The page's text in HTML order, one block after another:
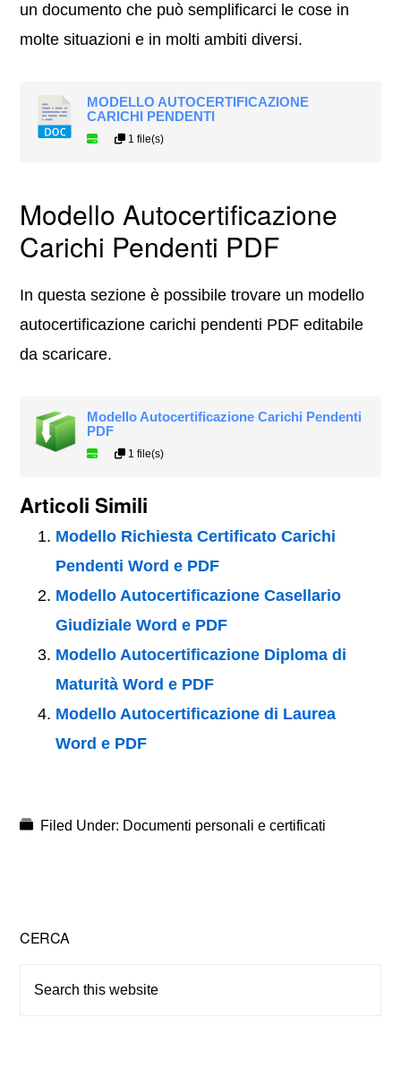
un documento che può semplificarci le cose in
molte situazioni e in molti ambiti diversi.
MODELLO AUTOCERTIFICAZIONE
CARICHI PENDENTI
1 file(s)
Modello Autocertificazione
Carichi Pendenti PDF
In questa sezione è possibile trovare un modello
autocertificazione carichi pendenti PDF editabile
da scaricare.
Modello Autocertificazione Carichi Pendenti
PDF
1 file(s)
Articoli Simili
Modello Richiesta Certificato Carichi
Pendenti Word e PDF
Modello Autocertificazione Casellario
Giudiziale Word e PDF
Modello Autocertificazione Diploma di
Maturità Word e PDF
Modello Autocertificazione di Laurea
Word e PDF
Filed Under: Documenti personali e certificati
Primary
Sidebar
CERCA